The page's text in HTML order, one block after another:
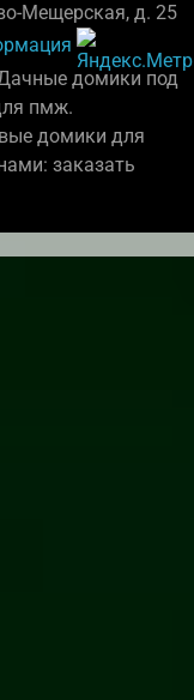
Мещерская, д. 25
домики под
пмж.
домики для
заказать